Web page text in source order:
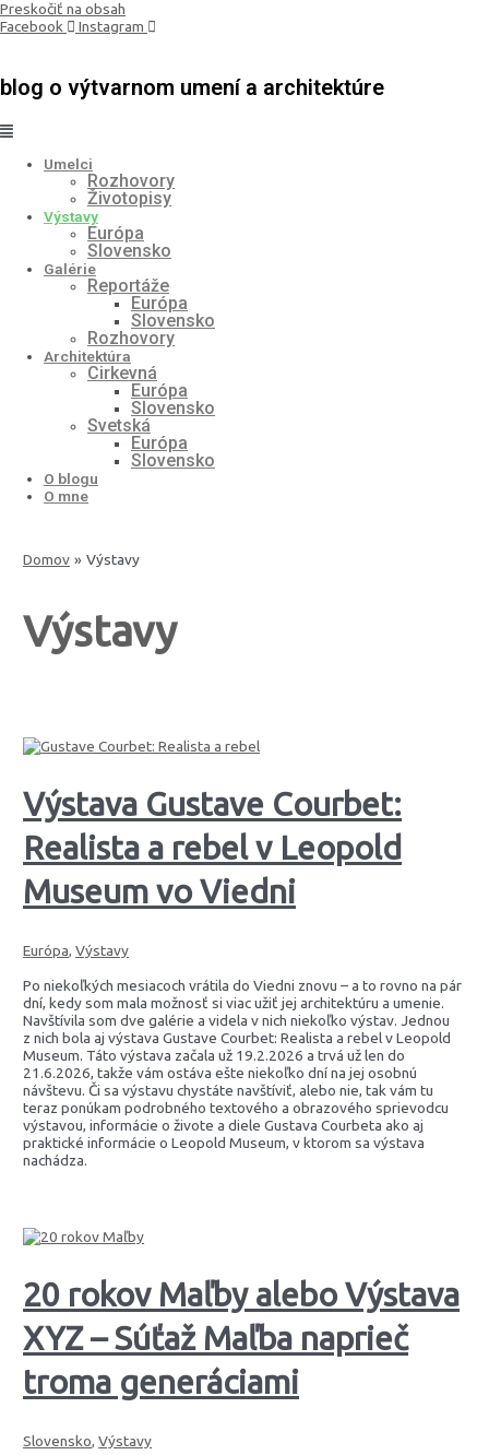
Preskočiť na obsah
Facebook
Instagram
blog o výtvarnom umení a architektúre
Umelci
Rozhovory
Životopisy
Výstavy
Európa
Slovensko
Galérie
Reportáže
Európa
Slovensko
Rozhovory
Architektúra
Cirkevná
Európa
Slovensko
Svetská
Európa
Slovensko
O blogu
O mne
Domov Výstavy
Výstavy
Výstava Gustave Courbet:
Realista a rebel v Leopold
Museum vo Viedni
Európa,Výstavy
Po niekoľkých mesiacoch vrátila do Viedni znovu – a to rovno na pár
dní, kedy som mala možnosť si viac užiť jej architektúru a umenie.
Navštívila som dve galérie a videla v nich niekoľko výstav. Jednou
z nich bola aj výstava Gustave Courbet: Realista a rebel v Leopold
Museum. Táto výstava začala už 19.2.2026 a trvá už len do
21.6.2026, takže vám ostáva ešte niekoľko dní na jej osobnú
návštevu. Či sa výstavu chystáte navštíviť, alebo nie, tak vám tu
teraz ponúkam podrobného textového a obrazového sprievodcu
výstavou, informácie o živote a diele Gustava Courbeta ako aj
praktické informácie o Leopold Museum, v ktorom sa výstava
nachádza.
20 rokov Maľby alebo Výstava
XYZ – Súťaž Maľba naprieč
troma generáciami
Slovensko,Výstavy